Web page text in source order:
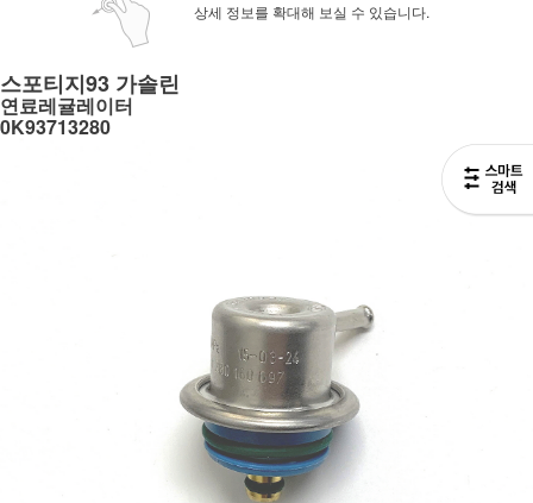
상세 정보를 확대해 보실 수 있습니다.
스포티지93 가솔린
연료레귤레이터
0K93713280